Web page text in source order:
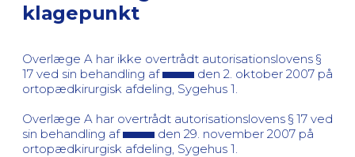
klagepunkt
Overlæge A har ikke overtrådt autorisationslovens §
17 ved sin behandling af
den 2. oktober 2007 på
ortopædkirurgisk afdeling, Sygehus 1.
Overlæge A har overtrådt autorisationslovens § 17 ved
sin behandling af
den 29. november 2007 på
ortopædkirurgisk afdeling, Sygehus 1.